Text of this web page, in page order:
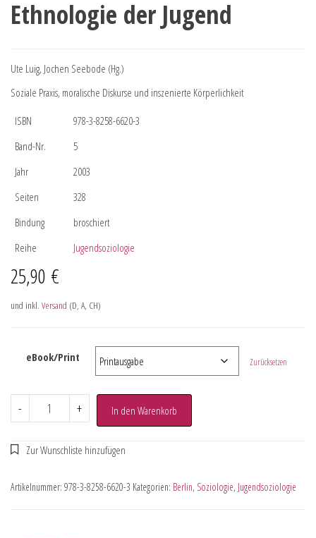
Ethnologie der Jugend
Ute Luig, Jochen Seebode (Hg.)
Soziale Praxis, moralische Diskurse und inszenierte Körperlichkeit
ISBN
978-3-8258-6620-3
Band-Nr.
5
Jahr
2003
Seiten
328
Bindung
broschiert
Reihe
Jugendsoziologie
25,90 €
und inkl. Versand (D, A, CH)
eBook/Print Zurücksetzen
- + In den Warenkorb
Artikelnummer: 978-3-8258-6620-3 Kategorien: Berlin, Soziologie, Jugendsoziologie